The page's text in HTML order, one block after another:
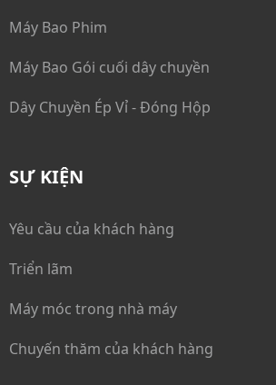
Máy Bao Phim
Máy Bao Gói cuối dây chuyền
Dây Chuyền Ép Vỉ - Đóng Hộp
SỰ KIỆN
Yêu cầu của khách hàng
Triển lãm
Máy móc trong nhà máy
Chuyến thăm của khách hàng